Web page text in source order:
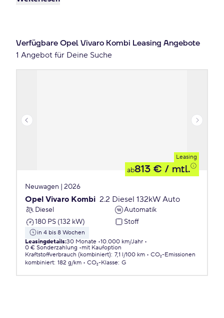
schon ab 813 € monatlich.
Verfügbare Opel Vivaro Kombi Leasing Angebote
1 Angebot für Deine Suche
Leasing
ab813 € / mtl.
Neuwagen | 2026
Opel Vivaro Kombi 2.2 Diesel 132kW Auto
Diesel
Automatik
180 PS (132 kW)
Stoff
in 4 bis 8 Wochen
Leasingdetails:30 Monate 10.000 km/Jahr
0 € Sonderzahlung
mit Kaufoption
Kraftstoffverbrauch (kombiniert): 7,1 l/100 km
CO₂-Emissionen
kombiniert: 182 g/km CO₂-Klasse: G